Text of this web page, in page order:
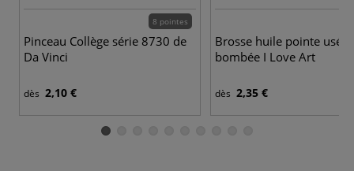
8 pointes
Pinceau Collège série 8730 de
Da Vinci
dès 2,10 €
Brosse huile pointe usée
bombée I Love Art
dès 2,35 €